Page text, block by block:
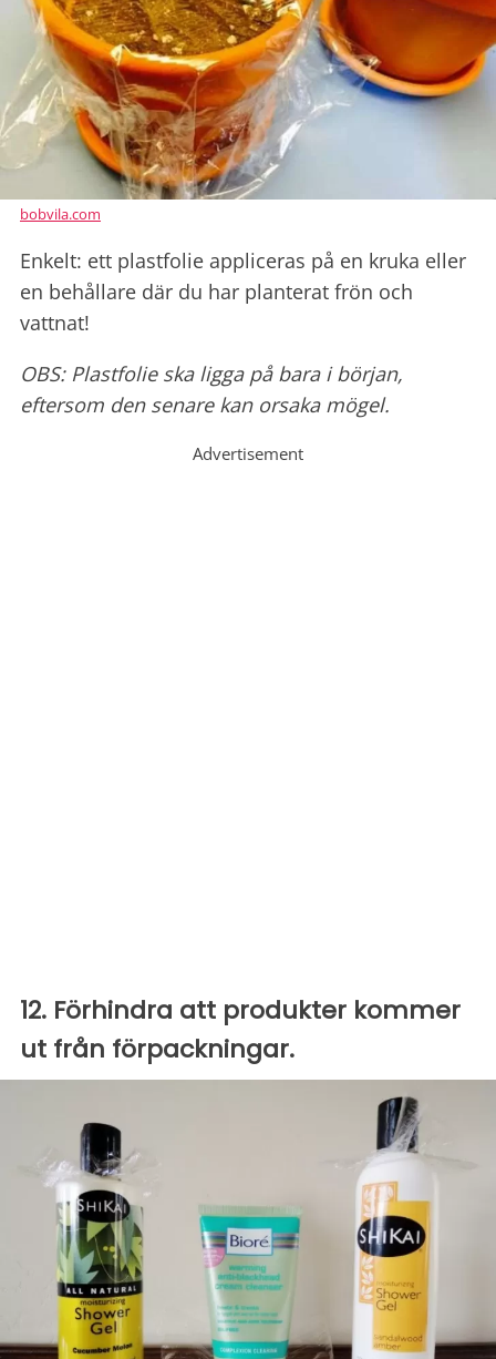
bobvila.com
Enkelt: ett plastfolie appliceras på en kruka eller
en behållare där du har planterat frön och
vattnat!
OBS: Plastfolie ska ligga på bara i början,
eftersom den senare kan orsaka mögel.
Advertisement
12. Förhindra att produkter kommer
ut från förpackningar.